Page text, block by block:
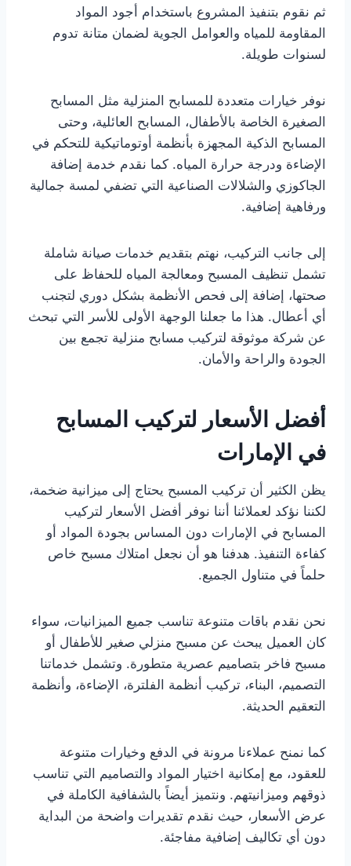
ثم نقوم بتنفيذ المشروع باستخدام أجود المواد
المقاومة للمياه والعوامل الجوية لضمان متانة تدوم
لسنوات طويلة.
نوفر خيارات متعددة للمسابح المنزلية مثل المسابح
الصغيرة الخاصة بالأطفال، المسابح العائلية، وحتى
المسابح الذكية المجهزة بأنظمة أوتوماتيكية للتحكم في
الإضاءة ودرجة حرارة المياه. كما نقدم خدمة إضافة
الجاكوزي والشلالات الصناعية التي تضفي لمسة جمالية
ورفاهية إضافية.
إلى جانب التركيب، نهتم بتقديم خدمات صيانة شاملة
تشمل تنظيف المسبح ومعالجة المياه للحفاظ على
صحتها، إضافة إلى فحص الأنظمة بشكل دوري لتجنب
أي أعطال. هذا ما جعلنا الوجهة الأولى للأسر التي تبحث
عن شركة موثوقة لتركيب مسابح منزلية تجمع بين
الجودة والراحة والأمان.
أفضل الأسعار لتركيب المسابح
في الإمارات
يظن الكثير أن تركيب المسبح يحتاج إلى ميزانية ضخمة،
لكننا نؤكد لعملائنا أننا نوفر أفضل الأسعار لتركيب
المسابح في الإمارات دون المساس بجودة المواد أو
كفاءة التنفيذ. هدفنا هو أن نجعل امتلاك مسبح خاص
حلماً في متناول الجميع.
نحن نقدم باقات متنوعة تناسب جميع الميزانيات، سواء
كان العميل يبحث عن مسبح منزلي صغير للأطفال أو
مسبح فاخر بتصاميم عصرية متطورة. وتشمل خدماتنا
التصميم، البناء، تركيب أنظمة الفلترة، الإضاءة، وأنظمة
التعقيم الحديثة.
كما نمنح عملاءنا مرونة في الدفع وخيارات متنوعة
للعقود، مع إمكانية اختيار المواد والتصاميم التي تناسب
ذوقهم وميزانيتهم. ونتميز أيضاً بالشفافية الكاملة في
عرض الأسعار، حيث نقدم تقديرات واضحة من البداية
دون أي تكاليف إضافية مفاجئة.